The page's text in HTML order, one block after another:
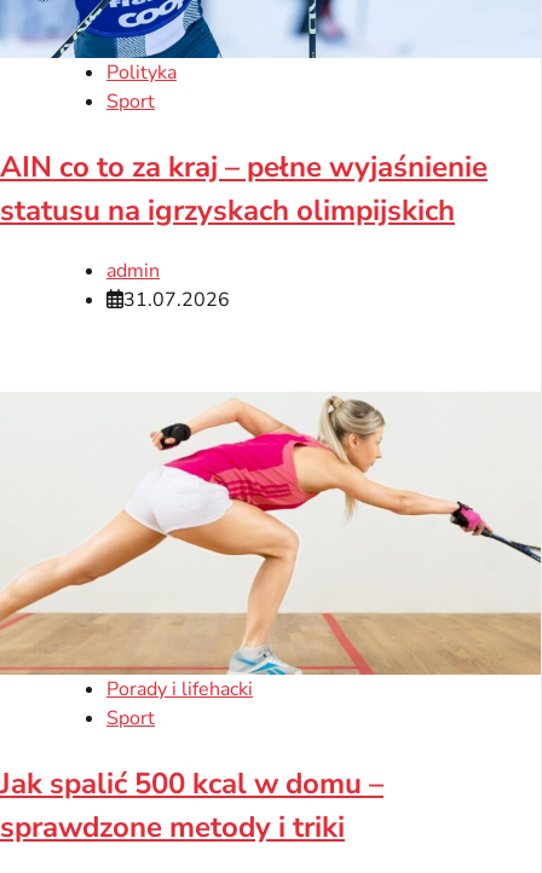
Polityka
Sport
AIN co to za kraj – pełne wyjaśnienie
statusu na igrzyskach olimpijskich
admin
31.07.2026
Porady i lifehacki
Sport
Jak spalić 500 kcal w domu –
sprawdzone metody i triki